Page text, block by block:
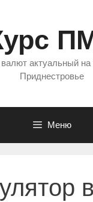
актуальный на
Приднестровье
Меню